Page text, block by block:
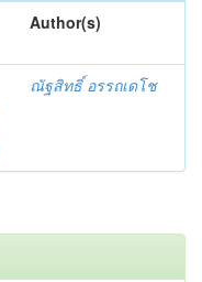
Author(s)
ณัฐสิทธิ์ อรรถเดโช